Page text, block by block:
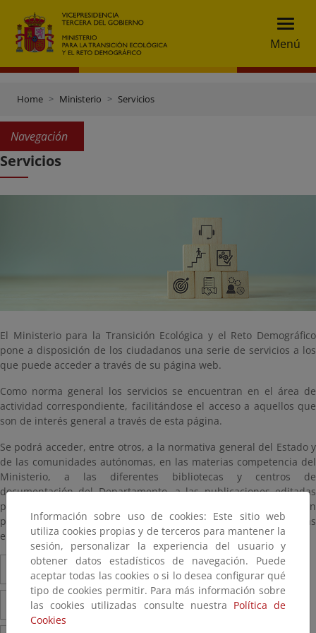
Menú
Home Ministerio Servicios
Navegación
Servicios
El Ministerio para la Transición Ecológica y el Reto Demográfico
pone a disposición de los ciudadanos una serie de servicios a los
que puede acceder a través de su página web.
Como norma general los servicios se encuentran en el área de
actividad correspondiente, facilitándose el acceso a aquellos que
son de interés general a través de esta página.
Se podrá acceder, entre otros, a la normativa general del Estado y
de las comunidades autónomas, en las materias competencia del
Ministerio, a las diferentes bibliotecas y centros de
documentación del Departamento, a las publicaciones editadas
por el Ministerio, a los procedimientos sometidos a participación
pública, a las ayudas y subvenciones y a las estadísticas
elaboradas por el Ministerio.
Servicios por área de actividad
Atención a la ciudadanía Empleo público
Información sobre uso de cookies: Este sitio web
utiliza cookies propias y de terceros para mantener la
sesión, personalizar la experiencia del usuario y
obtener datos estadísticos de navegación. Puede
aceptar todas las cookies o si lo desea configurar qué
tipo de cookies permitir. Para más información sobre
las cookies utilizadas consulte nuestra Política de
Cookies